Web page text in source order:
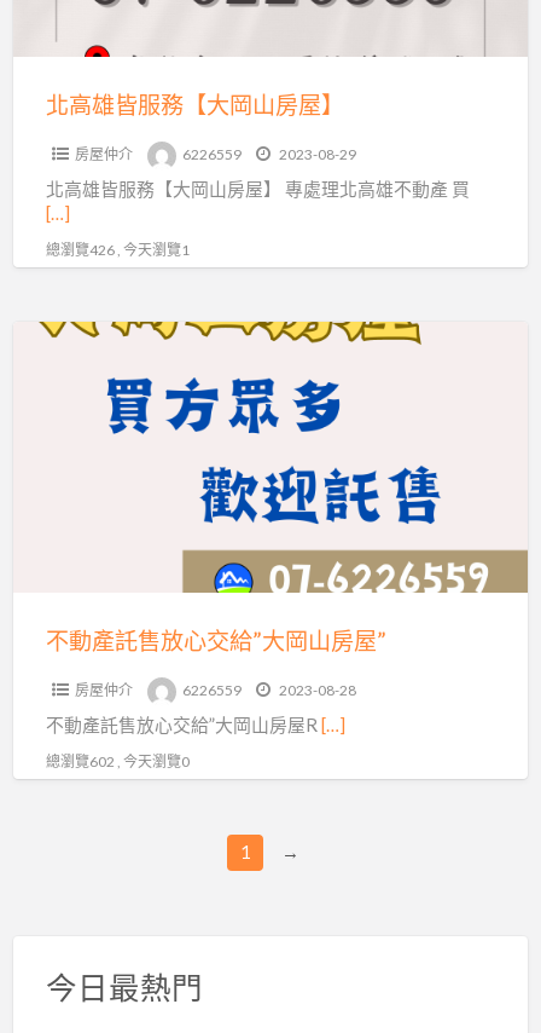
山
北高雄皆服務【大岡山房屋】
房屋仲介 6226559 2023-08-29
北高雄皆服務【大岡山房屋】 專處理北高雄不動產 買
[…]
總瀏覽426 , 今天瀏覽1
不動產託售放心交給”大岡山房屋”
房屋仲介 6226559 2023-08-28
不動產託售放心交給”大岡山房屋R […]
總瀏覽602 , 今天瀏覽0
1 →
今日最熱門